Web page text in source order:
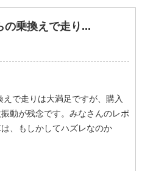
の乗換えで走り...
で走りは大満足ですが、購入
動が残念です。みなさんのレポ
、もしかしてハズレなのか